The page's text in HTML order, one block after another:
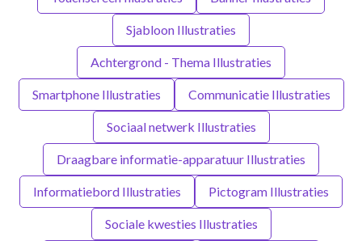
Sjabloon Illustraties
Achtergrond - Thema Illustraties
Smartphone Illustraties Communicatie Illustraties
Sociaal netwerk Illustraties
Draagbare informatie-apparatuur Illustraties
Informatiebord Illustraties Pictogram Illustraties
Sociale kwesties Illustraties